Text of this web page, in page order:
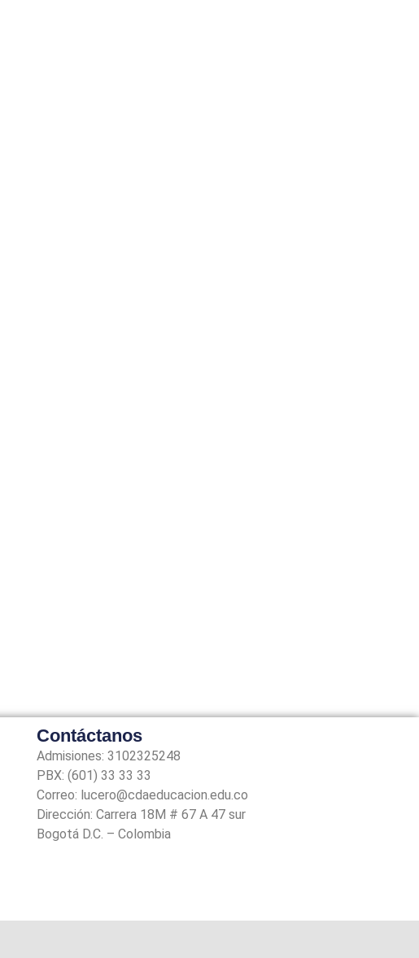
Contáctanos
Admisiones: 3102325248
PBX: (601) 33 33 33
Correo: lucero@cdaeducacion.edu.co
Dirección: Carrera 18M # 67 A 47 sur
Bogotá D.C. – Colombia